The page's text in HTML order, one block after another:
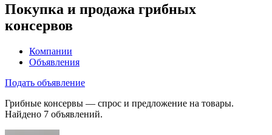
Покупка и продажа грибных
консервов
Компании
Объявления
Подать объявление
Грибные консервы — спрос и предложение на товары.
Найдено 7 объявлений.